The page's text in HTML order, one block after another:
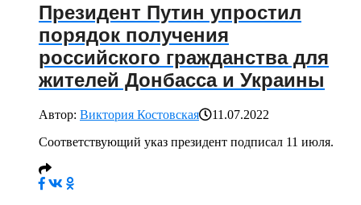
Президент Путин упростил
порядок получения
российского гражданства для
жителей Донбасса и Украины
Автор: Виктория Костовская
11.07.2022
Соответствующий указ президент подписал 11 июля.